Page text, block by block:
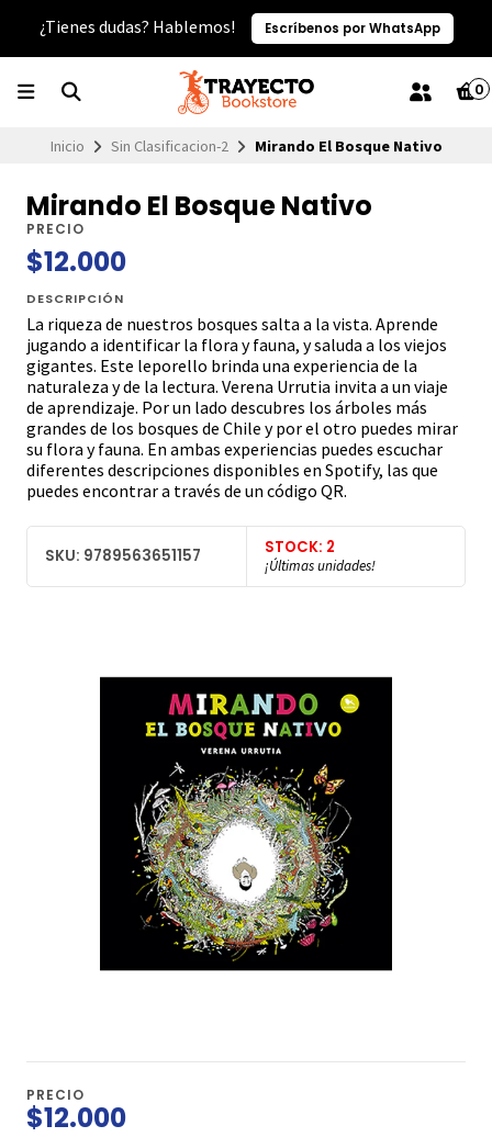
¿Tienes dudas? Hablemos! Escríbenos por WhatsApp
0
Inicio Sin Clasificacion-2 Mirando El Bosque Nativo
Mirando El Bosque Nativo
PRECIO
$12.000
DESCRIPCIÓN
La riqueza de nuestros bosques salta a la vista. Aprende
jugando a identificar la flora y fauna, y saluda a los viejos
gigantes. Este leporello brinda una experiencia de la
naturaleza y de la lectura. Verena Urrutia invita a un viaje
de aprendizaje. Por un lado descubres los árboles más
grandes de los bosques de Chile y por el otro puedes mirar
su flora y fauna. En ambas experiencias puedes escuchar
diferentes descripciones disponibles en Spotify, las que
puedes encontrar a través de un código QR.
SKU: 9789563651157 STOCK: 2
¡Últimas unidades!
PRECIO
$12.000